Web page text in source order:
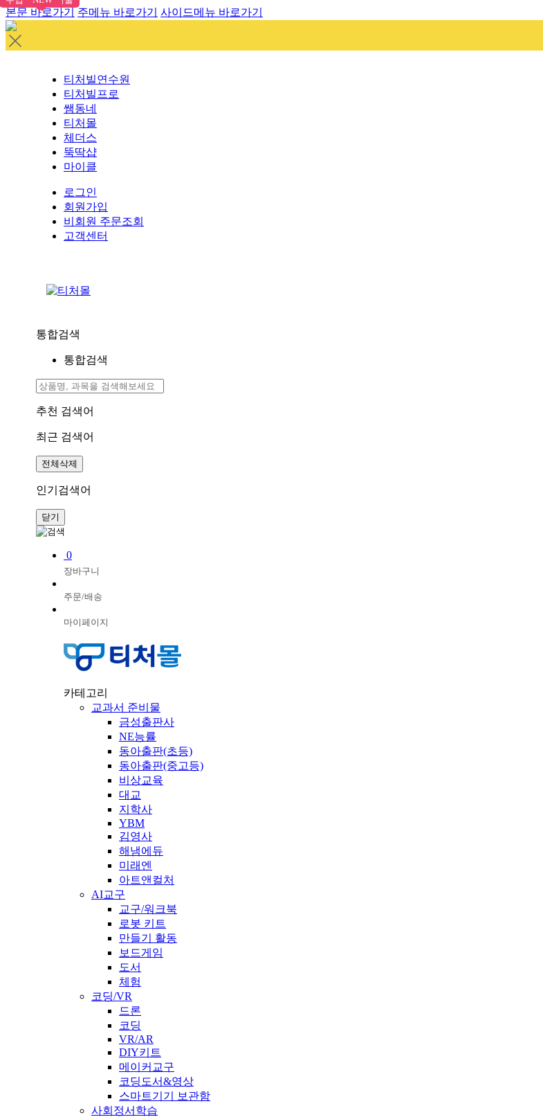
본문 바로가기 주메뉴 바로가기 사이드메뉴 바로가기
티처빌연수원
티처빌프로
쌤동네
티처몰
체더스
뚝딱샵
마이클
로그인
회원가입
비회원 주문조회
고객센터
통합검색
통합검색
추천 검색어
최근 검색어
전체삭제
인기검색어
닫기
0
장바구니
주문/배송
마이페이지
카테고리
교과서 준비물
금성출판사
NE능률
동아출판(초등)
동아출판(중고등)
비상교육
대교
지학사
YBM
김영사
해냄에듀
미래엔
아트앤컬처
AI교구
교구/워크북
로봇 키트
만들기 활동
보드게임
도서
체험
코딩/VR
드론
코딩
VR/AR
DIY키트
메이커교구
코딩도서&영상
스마트기기 보관함
사회정서학습